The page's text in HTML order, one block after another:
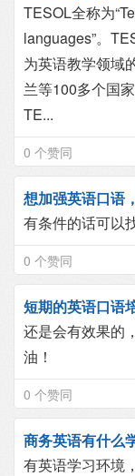
TESOL全称为
languages”。
为英语教学领域
兰等100多个国
TE...
0 个赞同
想加强英语口语
有条件的话可以
0 个赞同
短期的英语口语
还是会有效果的
油！
0 个赞同
商务英语有什么
有英语学习环境